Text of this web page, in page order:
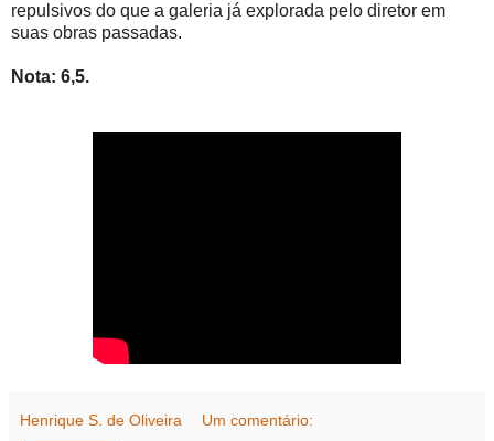
repulsivos do que a galeria já explorada pelo diretor em
suas obras passadas.
Nota: 6,5.
Henrique S. de Oliveira Um comentário: